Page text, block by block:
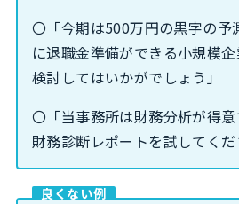
〇「今期は500万円の黒字の予
に退職金準備ができる小規模
検討してはいかがでしょう」
〇「当事務所は財務分析が得
財務診断レポートを試してくだ
良くない例